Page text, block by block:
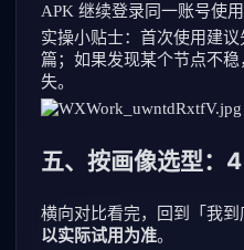
APK 继续登录同一账号使
实操小贴士：首次使用建
篇；如果发现某个节点不稳
失。
五、按画像选型：
横向对比看完，回到「我
以实际试用为准。